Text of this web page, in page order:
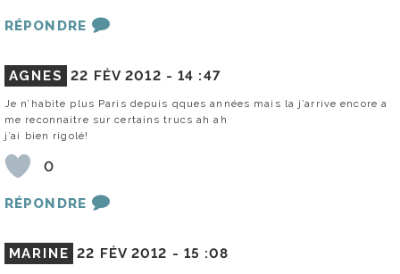
RÉPONDRE
AGNES 22 FÉV 2012 -14 :47
Je n’habite plus Paris depuis qques années mais la j’arrive encore a
me reconnaitre sur certains trucs ah ah
j’ai bien rigolé!
0
RÉPONDRE
MARINE 22 FÉV 2012 - 15 :08